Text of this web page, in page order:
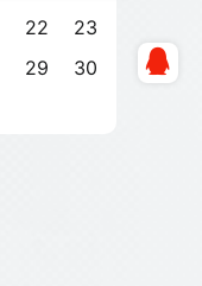
22
23
29
30